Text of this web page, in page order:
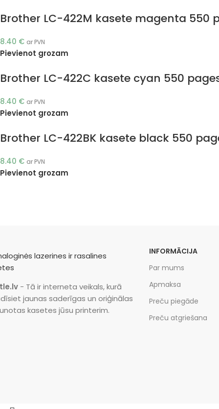
Brother LC-422M kasete magenta 550
8.40 € ar PVN
Pievienot grozam
Brother LC-422C kasete cyan 550
8.40 € ar PVN
Pievienot grozam
Brother LC-422BK kasete black 550
8.40 € ar PVN
Pievienot grozam
- Tā ir interneta veikals, kurā
jaunas saderīgas un oriģinālas
kasetes jūsu printerim.
INFORMĀCIJA
Par mums
Apmaksa
Preču piegāde
Preču atgriešana